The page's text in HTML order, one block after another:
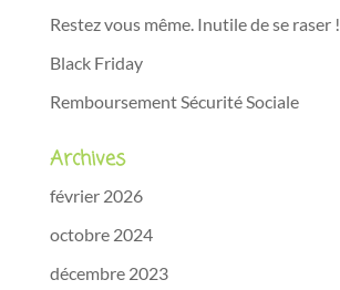
Restez vous même. Inutile de se raser !
Black Friday
Remboursement Sécurité Sociale
Archives
février 2026
octobre 2024
décembre 2023